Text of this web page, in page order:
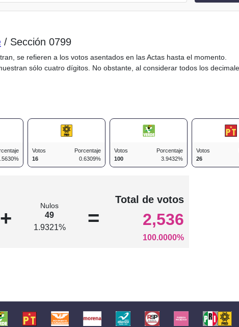
/ Sección 0799
se refieren a los votos asentados en las Actas hasta el momento.
sólo cuatro dígitos. No obstante, al considerar todos los
Votos
16
Porcentaje
0.6309%
Votos
100
Porcentaje
3.9432%
Votos
26
+
Nulos
49
1.9321%
=
Total de votos
2,536
100.0000%